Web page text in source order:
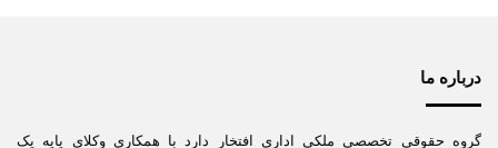
درباره ما
گروه حقوقی تخصصی ملکی اداری افتخار دارد با همکاری وکلای پایه یک